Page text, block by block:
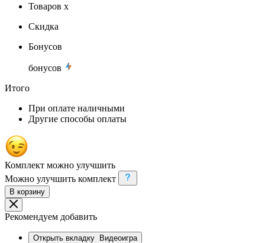
Товаров x
Скидка
Бонусов
бонусов
Итого
При оплате наличными
Другие способы оплаты
Комплект можно улучшить
Можно улучшить комплект
В корзину
Рекомендуем добавить
Открыть вкладку Видеоигра